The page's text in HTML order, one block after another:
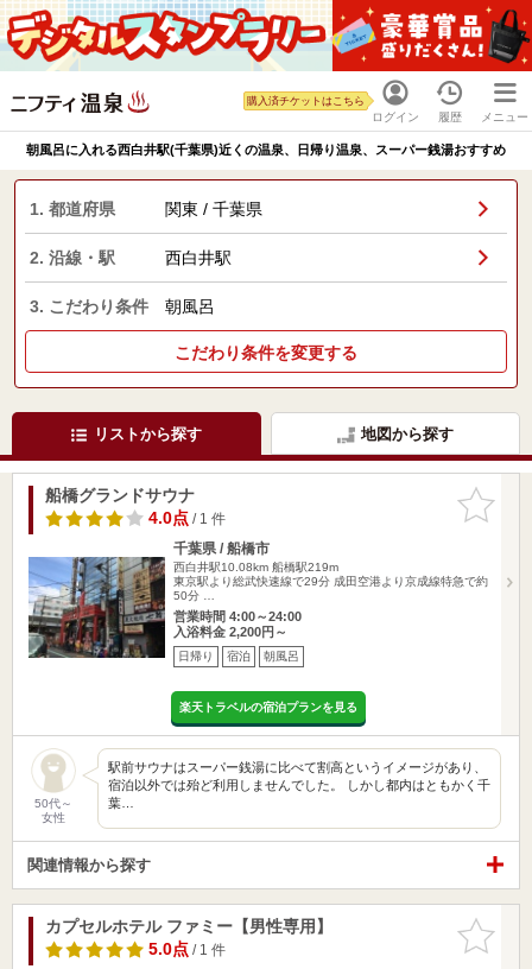
ログイン
購入済チケットはこちら
履歴 メニュー
朝風呂に入れる西白井駅(千葉県)近くの温泉、日帰り温泉、スーパー銭湯おすすめ
1. 都道府県 関東 / 千葉県
2. 沿線・駅 西白井駅
3. こだわり条件 朝風呂
こだわり条件を変更する
リストから探す 地図から探す
お気に入
りに追加
船橋グランドサウナ
4.0点/ 1 件
千葉県 / 船橋市
西白井駅10.08km 船橋駅219m
東京駅より総武快速線で29分 成田空港より京成線特急で約
50分 …
営業時間 4:00～24:00
入浴料金 2,200円～
日帰り 宿泊 朝風呂
楽天トラベルの宿泊プランを見る
50代～
女性
駅前サウナはスーパー銭湯に比べて割高というイメージがあり、
宿泊以外では殆ど利用しませんでした。 しかし都内はともかく千
葉…
関連情報から探す
お気に入
りに追加
カプセルホテル ファミー【男性専用】
5.0点/ 1 件